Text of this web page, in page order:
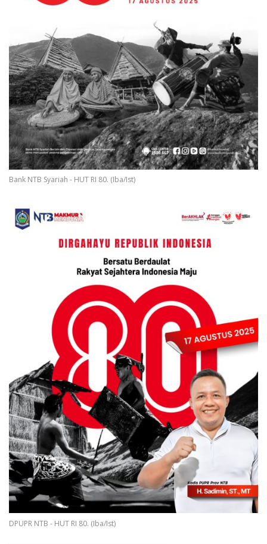
Bank NTB Syariah - HUT RI 80. (Iba/Ist)
DPUPR NTB - HUT RI 80. (Iba/Ist)